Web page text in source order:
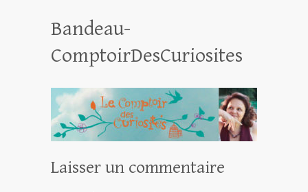
Bandeau-
ComptoirDesCuriosites
Laisser un commentaire